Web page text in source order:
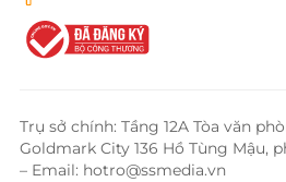
Trụ sở chính: Tầng 12A Tòa văn
Goldmark City 136 Hồ Tùng Mậu,
– Email: hotro@ssmedia.vn